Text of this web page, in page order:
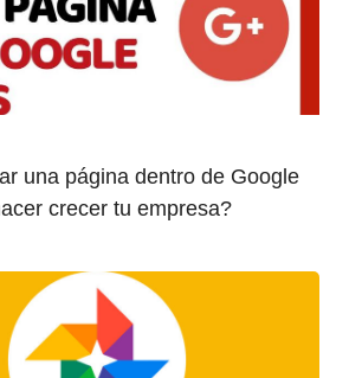
una página dentro de Google
crecer tu empresa?